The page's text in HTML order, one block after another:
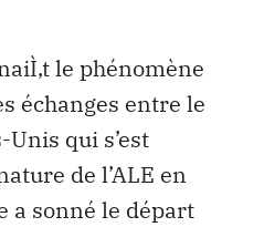
le phénomène
échanges entre le
Unis qui s’est
de l’ALE en
a sonné le départ